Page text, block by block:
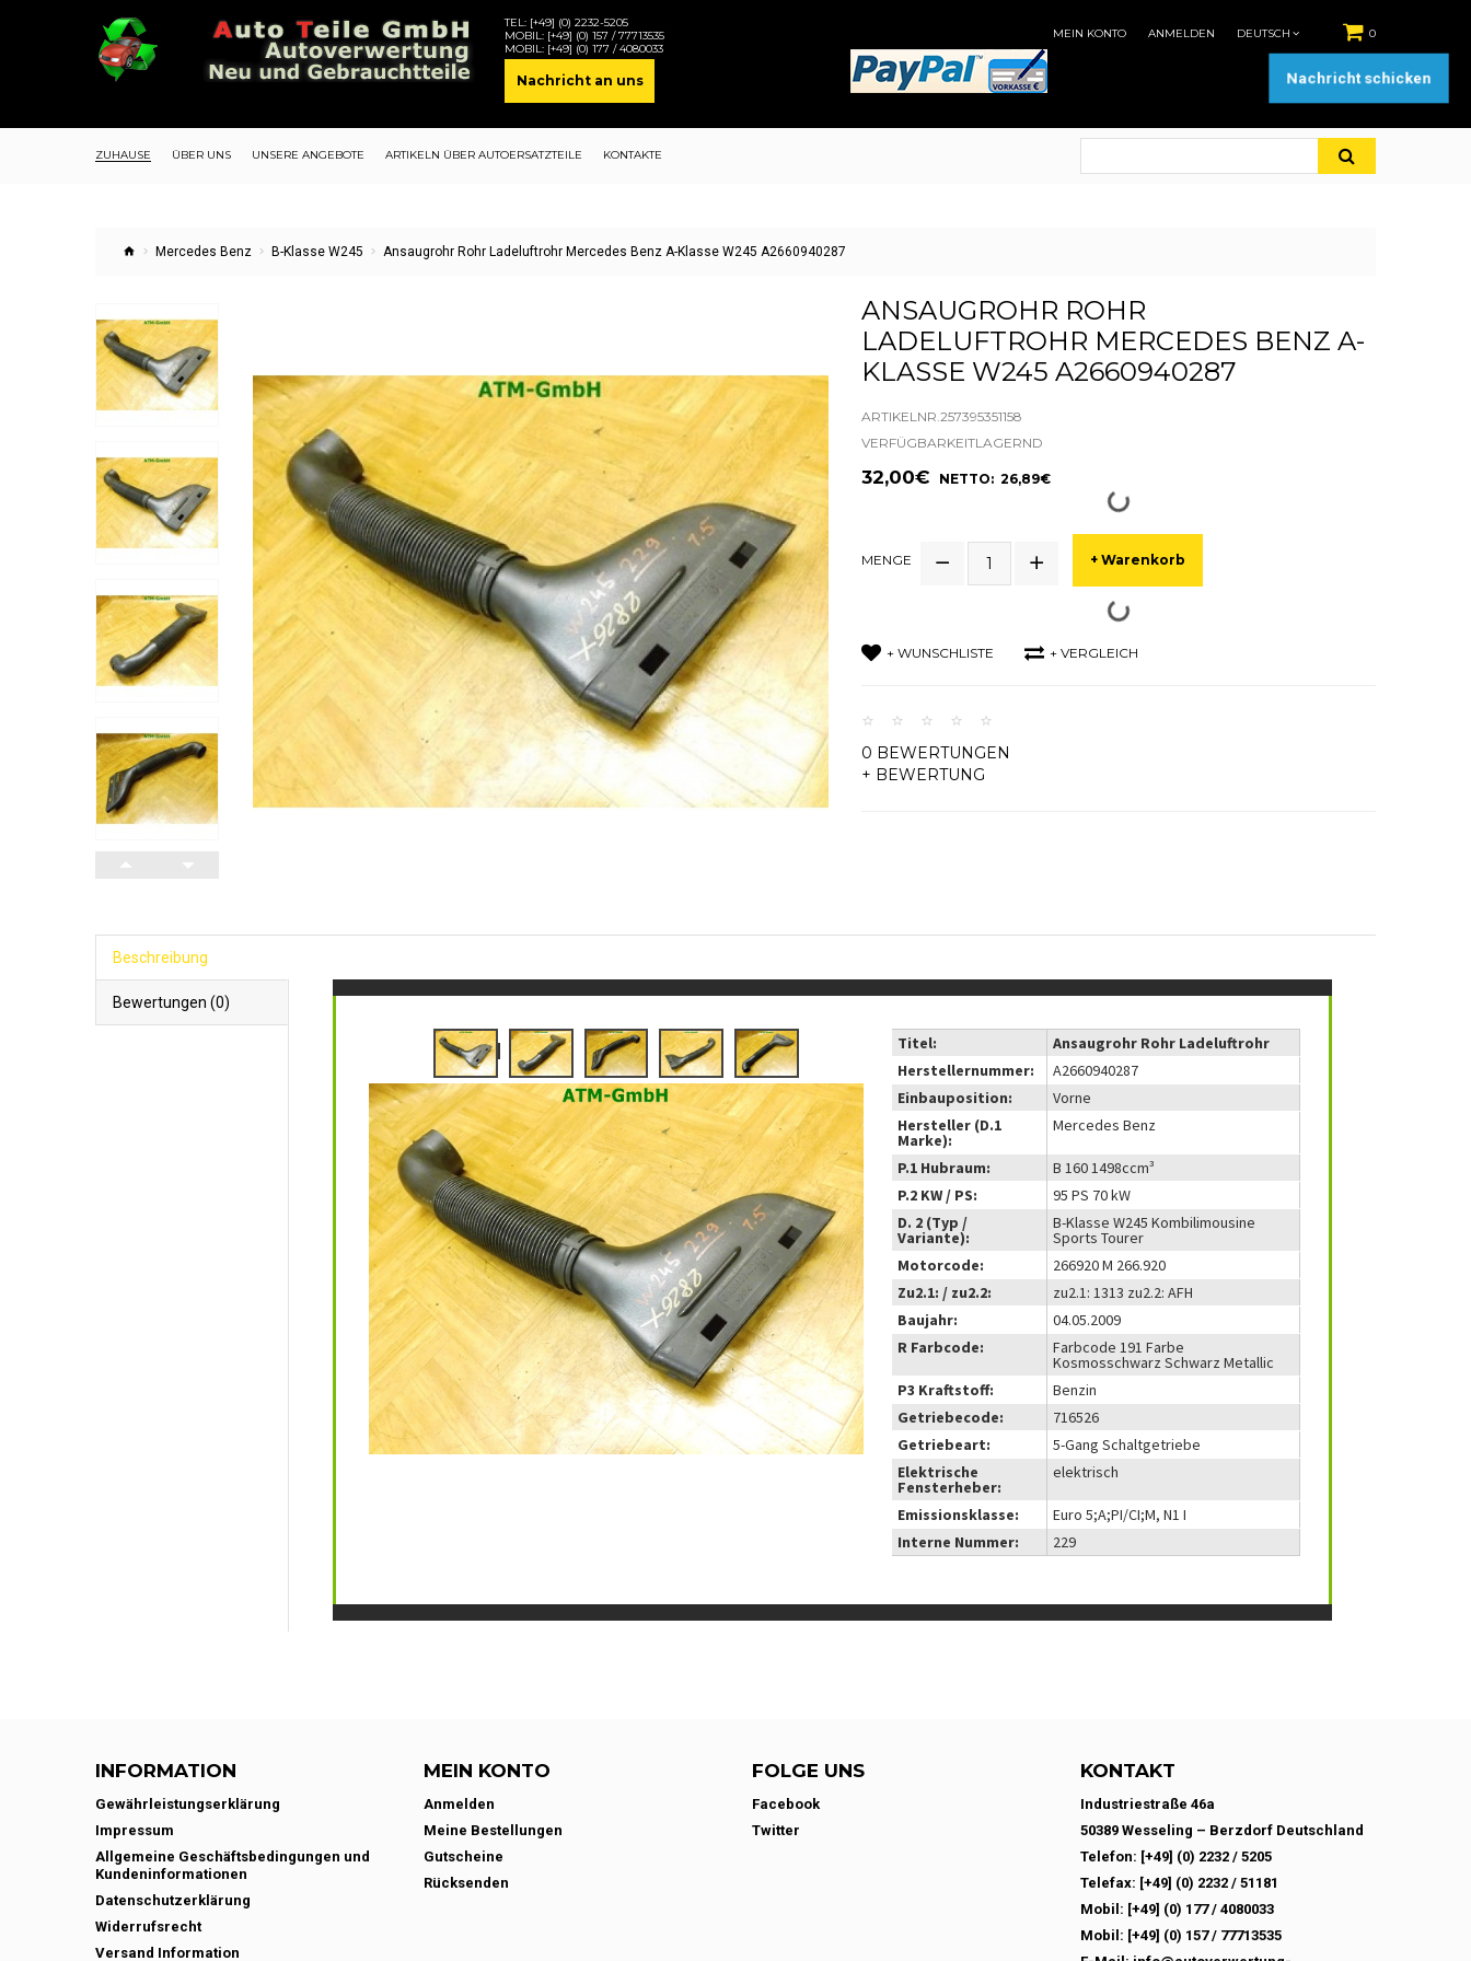
TEL: [+49] (0) 2232-5205
MOBIL: [+49] (0) 157 / 77713535
MOBIL: [+49] (0) 177 / 4080033
Nachricht an uns
0
MEIN KONTO ANMELDEN DEUTSCH
ZUHAUSE ÜBER UNS UNSERE ANGEBOTE ARTIKELN ÜBER AUTOERSATZTEILE KONTAKTE
Mercedes Benz B-Klasse W245 Ansaugrohr Rohr Ladeluftrohr Mercedes Benz A-Klasse W245 A2660940287
ANSAUGROHR ROHR
LADELUFTROHR MERCEDES BENZ A-
KLASSE W245 A2660940287
ARTIKELNR.257395351158
VERFÜGBARKEITLAGERND
32,00€ NETTO: 26,89€
MENGE + Warenkorb
+ WUNSCHLISTE + VERGLEICH
0 BEWERTUNGEN
+ BEWERTUNG
Beschreibung
Bewertungen (0)
Titel:
Ansaugrohr Rohr Ladeluftrohr
Herstellernummer:
A2660940287
Einbauposition:
Vorne
Hersteller (D.1
Marke):
Mercedes Benz
P.1 Hubraum:
B 160 1498ccm³
P.2 KW / PS:
95 PS 70 kW
D. 2 (Typ /
Variante):
B-Klasse W245 Kombilimousine
Sports Tourer
Motorcode:
266920 M 266.920
Zu2.1: / zu2.2:
zu2.1: 1313 zu2.2: AFH
Baujahr:
04.05.2009
R Farbcode:
Farbcode 191 Farbe
Kosmosschwarz Schwarz Metallic
P3 Kraftstoff:
Benzin
Getriebecode:
716526
Getriebeart:
5-Gang Schaltgetriebe
Elektrische
Fensterheber:
elektrisch
Emissionsklasse:
Euro 5;A;PI/CI;M, N1 I
Interne Nummer:
229
INFORMATION
Gewährleistungserklärung
Impressum
Allgemeine Geschäftsbedingungen und
Kundeninformationen
Datenschutzerklärung
Widerrufsrecht
Versand Information
MEIN KONTO
Anmelden
Meine Bestellungen
Gutscheine
Rücksenden
FOLGE UNS
Facebook
Twitter
KONTAKT
Industriestraße 46a
50389 Wesseling – Berzdorf Deutschland
Telefon: [+49] (0) 2232 / 5205
Telefax: [+49] (0) 2232 / 51181
Mobil: [+49] (0) 177 / 4080033
Mobil: [+49] (0) 157 / 77713535
Nachricht schicken